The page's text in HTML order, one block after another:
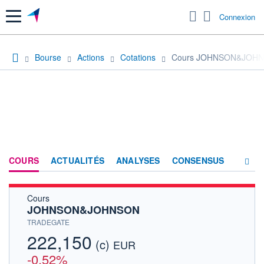
Menu Connexion
Bourse Actions Cotations Cours
COURS ACTUALITÉS ANALYSES CONSENSUS
ACTIONNAIRES
Cours
JOHNSON&JOHNSON
TRADEGATE
222,150 (c) EUR
-0,52%